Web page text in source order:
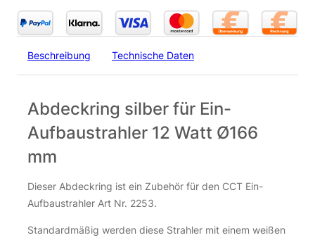
Einbaustrahler dimmbar | CCT einstellbare
Farbtemperatur | rund | weiß | 12 Watt | Ø165mm
24,15€
Nicht vorrätig
Beschreibung Technische Daten
Abdeckring silber für Ein-
Aufbaustrahler 12 Watt Ø166
mm
Dieser Abdeckring ist ein Zubehör für den CCT Ein-
Aufbaustrahler Art Nr. 2253.
Standardmäßig werden diese Strahler mit einem weißen